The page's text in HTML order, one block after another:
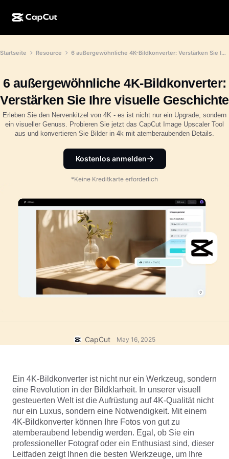
CapCut Desktop
CapCut Online
CapCut Pad
CapCut für Mobilgeräte
KI-Erstellung
Video-Studio
KI-Videogenerator
KI-Bildgenerator
KI-Bildverbesserung
Dreamina Seedance 2.5
Nano Banana Pro
Gemini Omni
Automatische Untertitel
Spracherkennung
Sprachausgabe
Stimme optimieren
Rauschen reduzieren
Bild
Funktionen
Videoeditor und -generator
Bildeditor und -generator
Stimmgenerator und -editor
Anwendungsfälle
Soziale Netzwerke
Marketing
Lifestyle und Vlogs
Benutzerdefiniertes Design
Ressourcen
Markttrends
Top-Auswahl
Vorlagen für Trends und Tipps
Mehr
Vorlagen für Social Media
Feiertagsvorlagen
Mehr
Geburtstags-/Jubiläumsvorlagen
Effektvorlagen
Business-Vorlagen
Branchenvorlagen
Rückblick-Vorlagen
Info
Initiativen
Partner*innen
Pionier-Programm
Programm für kreative Partner*innen
Vertrauenszentrum
Hilfezentrum
CapCut öffnen
Startseite Resource 6 außergewöhnliche 4K-Bildkonverter: Verstärken Sie Ihre visuelle Geschichte
6 außergewöhnliche 4K-Bildkonverter:
Verstärken Sie Ihre visuelle Geschichte
Erleben Sie den Nervenkitzel von 4K - es ist nicht nur ein Upgrade, sondern
ein visueller Genuss. Probieren Sie jetzt das CapCut Image Upscaler Tool
aus und konvertieren Sie Bilder in 4k mit atemberaubenden Details.
Kostenlos anmelden
*Keine Kreditkarte erforderlich
CapCut May 16, 2025
Ein 4K-Bildkonverter ist nicht nur ein Werkzeug, sondern
eine Revolution in der Bildklarheit. In unserer visuell
gesteuerten Welt ist die Aufrüstung auf 4K-Qualität nicht
nur ein Luxus, sondern eine Notwendigkeit. Mit einem
4K-Bildkonverter können Ihre Fotos von gut zu
atemberaubend lebendig werden. Egal, ob Sie ein
professioneller Fotograf oder ein Enthusiast sind, dieser
Leitfaden zeigt Ihnen die besten Werkzeuge, um Ihre